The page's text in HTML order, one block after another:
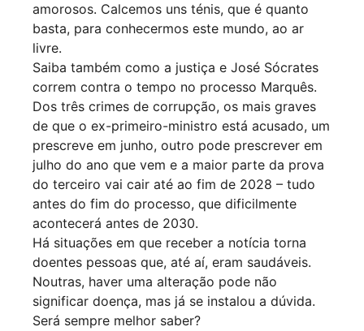
amorosos. Calcemos uns ténis, que é quanto
basta, para conhecermos este mundo, ao ar
livre.
Saiba também como a justiça e José Sócrates
correm contra o tempo no processo Marquês.
Dos três crimes de corrupção, os mais graves
de que o ex-primeiro-ministro está acusado, um
prescreve em junho, outro pode prescrever em
julho do ano que vem e a maior parte da prova
do terceiro vai cair até ao fim de 2028 – tudo
antes do fim do processo, que dificilmente
acontecerá antes de 2030.
Há situações em que receber a notícia torna
doentes pessoas que, até aí, eram saudáveis.
Noutras, haver uma alteração pode não
significar doença, mas já se instalou a dúvida.
Será sempre melhor saber?